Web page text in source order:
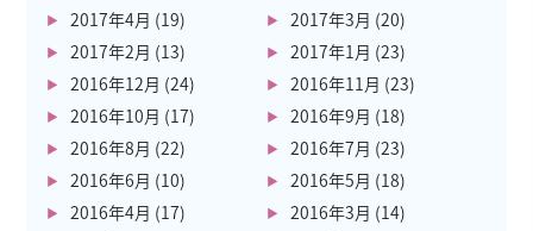
2017年4月 (19) 2017年3月 (20)
2017年2月 (13) 2017年1月 (23)
2016年12月 (24) 2016年11月 (23)
2016年10月 (17) 2016年9月 (18)
2016年8月 (22) 2016年7月 (23)
2016年6月 (10) 2016年5月 (18)
2016年4月 (17) 2016年3月 (14)